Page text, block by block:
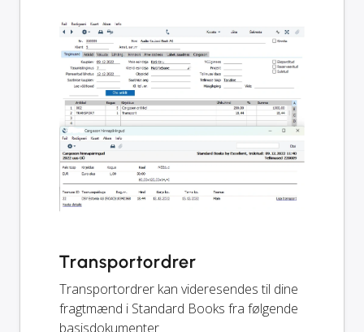
Transportordrer
Transportordrer kan videresendes til dine
fragtmænd i Standard Books fra følgende
basisdokumenter